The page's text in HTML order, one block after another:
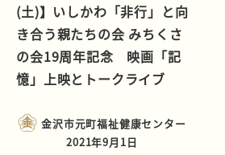
(土)】いしかわ「非行」と向
き合う親たちの会 みちくさ
の会19周年記念 映画「記
憶」上映とトークライブ
金沢市元町福祉健康センター
2021年9月1日